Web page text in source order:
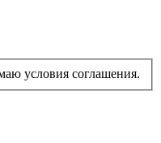
условия соглашения.